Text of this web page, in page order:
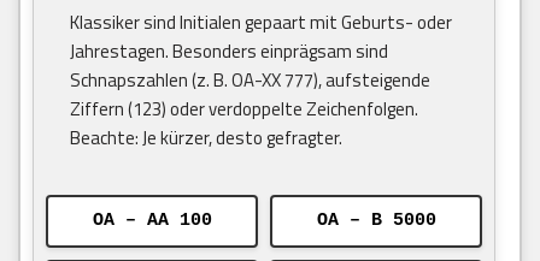
Klassiker sind Initialen gepaart mit Geburts- oder
Jahrestagen. Besonders einprägsam sind
Schnapszahlen (z. B. OA-XX 777), aufsteigende
Ziffern (123) oder verdoppelte Zeichenfolgen.
Beachte: Je kürzer, desto gefragter.
OA – AA 100 OA – B 5000